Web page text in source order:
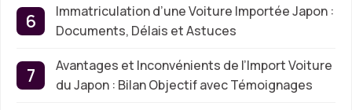
Immatriculation d’une Voiture Importée Japon :
Documents, Délais et Astuces
Avantages et Inconvénients de l’Import Voiture
du Japon : Bilan Objectif avec Témoignages